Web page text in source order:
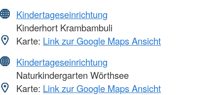
Kindertageseinrichtung
Kinderhort Krambambuli
Karte: Link zur Google Maps Ansicht
Kindertageseinrichtung
Naturkindergarten Wörthsee
Karte: Link zur Google Maps Ansicht